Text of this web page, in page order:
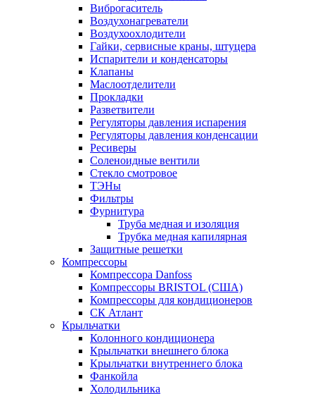
Виброгаситель
Воздухонагреватели
Воздухоохлодители
Гайки, сервисные краны, штуцера
Испарители и конденсаторы
Клапаны
Маслоотделители
Прокладки
Разветвители
Регуляторы давления испарения
Регуляторы давления конденсации
Ресиверы
Соленоидные вентили
Стекло смотровое
ТЭНы
Фильтры
Фурнитура
Труба медная и изоляция
Трубка медная капилярная
Защитные решетки
Компрессоры
Компрессора Danfoss
Компрессоры BRISTOL (США)
Компрессоры для кондиционеров
СК Атлант
Крыльчатки
Колонного кондиционера
Крыльчатки внешнего блока
Крыльчатки внутреннего блока
Фанкойла
Холодильника